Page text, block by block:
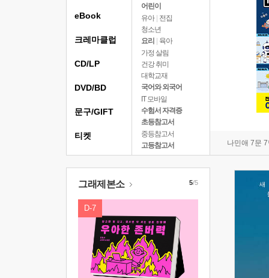
어린이
유아 | 전집
청소년
요리
육아
가정 살림
건강 취미
대학교재
국어와 외국어
IT 모바일
수험서 자격증
초등참고서
중등참고서
고등참고서
나민애 7문
eBook
크레마클럽
CD/LP
DVD/BD
문구/GIFT
티켓
그래제본소
D-7
5/5